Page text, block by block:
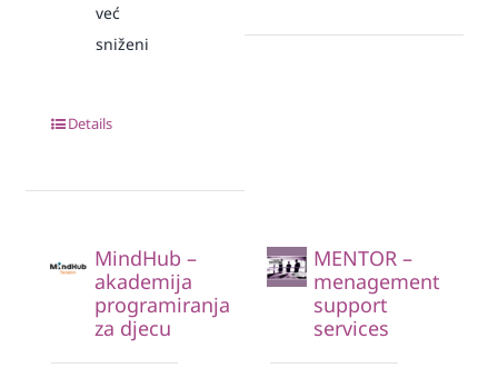
već
sniženi
Details
MindHub –
akademija
programiranja
za djecu
MENTOR –
menagement
support
services